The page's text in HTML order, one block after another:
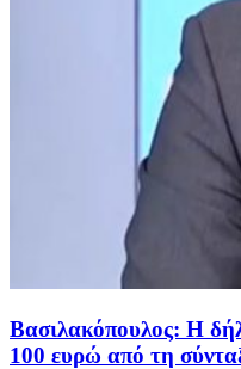
Βασιλακόπουλος: Η
100 ευρώ από τη